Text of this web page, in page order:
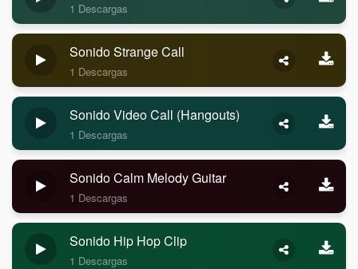
1 Descargas
Sonido Strange Call
1 Descargas
Sonido Video Call (Hangouts)
1 Descargas
Sonido Calm Melody Guitar
1 Descargas
Sonido Hip Hop Clip
1 Descargas